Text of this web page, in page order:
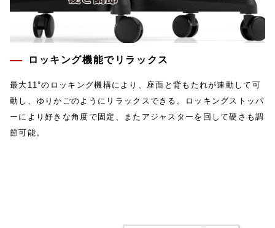
ロッキング機能でリラックス
最大11°のロッキング機構により、座面と背もたれが連動して可
動し、ゆりかごのようにリラックスできる。ロッキングストッパ
ーにより好きな角度で固定、またアジャスターを回して硬さも調
節可能。